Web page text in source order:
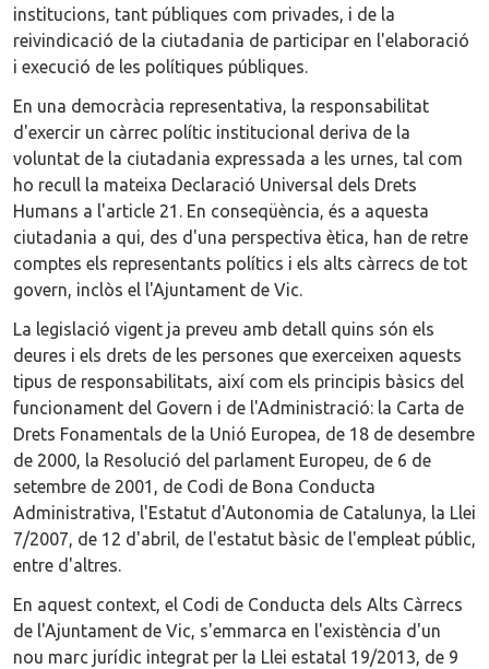
institucions, tant públiques com privades, i de la
reivindicació de la ciutadania de participar en l'elaboració
i execució de les polítiques públiques.
En una democràcia representativa, la responsabilitat
d'exercir un càrrec polític institucional deriva de la
voluntat de la ciutadania expressada a les urnes, tal com
ho recull la mateixa Declaració Universal dels Drets
Humans a l'article 21. En conseqüència, és a aquesta
ciutadania a qui, des d'una perspectiva ètica, han de retre
comptes els representants polítics i els alts càrrecs de tot
govern, inclòs el l'Ajuntament de Vic.
La legislació vigent ja preveu amb detall quins són els
deures i els drets de les persones que exerceixen aquests
tipus de responsabilitats, així com els principis bàsics del
funcionament del Govern i de l'Administració: la Carta de
Drets Fonamentals de la Unió Europea, de 18 de desembre
de 2000, la Resolució del parlament Europeu, de 6 de
setembre de 2001, de Codi de Bona Conducta
Administrativa, l'Estatut d'Autonomia de Catalunya, la Llei
7/2007, de 12 d'abril, de l'estatut bàsic de l'empleat públic,
entre d'altres.
En aquest context, el Codi de Conducta dels Alts Càrrecs
de l'Ajuntament de Vic, s'emmarca en l'existència d'un
nou marc jurídic integrat per la Llei estatal 19/2013, de 9